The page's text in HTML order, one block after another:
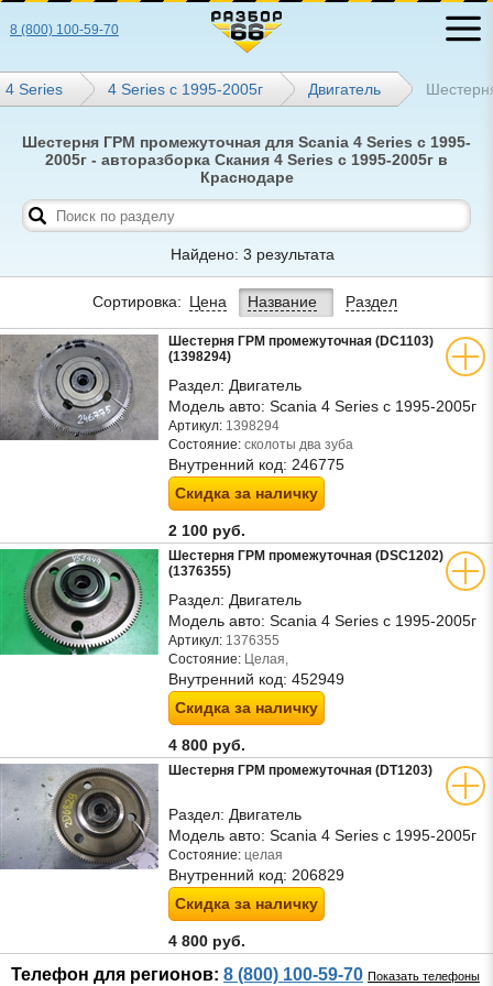
8 (800) 100-59-70
4 Series 4 Series с 1995-2005г Двигатель
Шестерня ГРМ промежуточная для Scania 4 Series с 1995-
2005г - авторазборка Скания 4 Series с 1995-2005г в
Краснодаре
Найдено: 3 результата
Сортировка: Цена Название Раздел
Шестерня ГРМ промежуточная (DC1103)
(1398294)
Раздел: Двигатель
Модель авто: Scania 4 Series с 1995-2005г
Артикул: 1398294
Состояние: сколоты два зуба
Внутренний код: 246775
Скидка за наличку
2 100 руб.
Шестерня ГРМ промежуточная (DSC1202)
(1376355)
Раздел: Двигатель
Модель авто: Scania 4 Series с 1995-2005г
Артикул: 1376355
Состояние: Целая,
Внутренний код: 452949
Скидка за наличку
4 800 руб.
Шестерня ГРМ промежуточная (DT1203)
Раздел: Двигатель
Модель авто: Scania 4 Series с 1995-2005г
Состояние: целая
Внутренний код: 206829
Скидка за наличку
4 800 руб.
Телефон для регионов: 8 (800) 100-59-70 Показать телефоны